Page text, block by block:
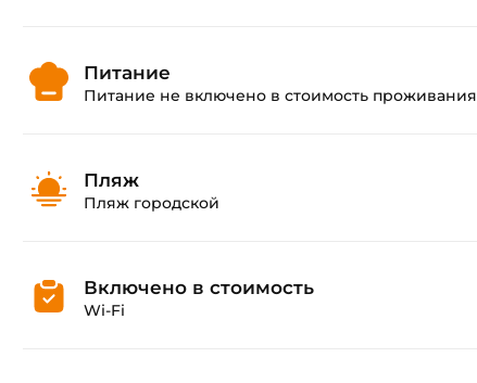
Питание
Питание не включено в стоимость проживания
Пляж
Пляж городской
Включено в стоимость
Wi-Fi